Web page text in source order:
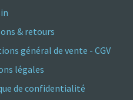
& retours
général de vente - CGV
légales
de confidentialité